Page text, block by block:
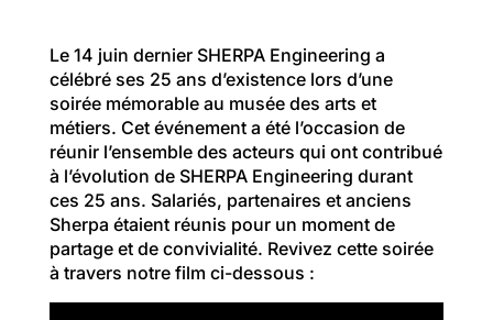
Le 14 juin dernier SHERPA Engineering a
célébré ses 25 ans d’existence lors d’une
soirée mémorable au musée des arts et
métiers. Cet événement a été l’occasion de
réunir l’ensemble des acteurs qui ont contribué
à l’évolution de SHERPA Engineering durant
ces 25 ans. Salariés, partenaires et anciens
Sherpa étaient réunis pour un moment de
partage et de convivialité. Revivez cette soirée
à travers notre film ci-dessous :